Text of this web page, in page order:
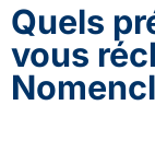
Quels
vous